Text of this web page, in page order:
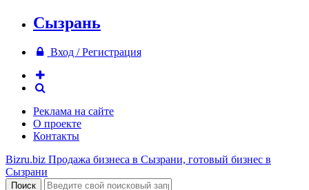
Сызрань
Вход / Регистрация
Реклама на сайте
О проекте
Контакты
Bizru.biz Продажа бизнеса в Сызрани, готовый бизнес в
Сызрани